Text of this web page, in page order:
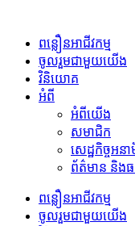
contentពន្លឿនអាជីវកម្ម
ចូលរួមជាមួយយើង
វិនិយោគ
អំពី
អំពីយើង
សមាជិក
សេដ្ឋកិច្ចអន
ព័ត៌មាន និងធ
ពន្លឿនអាជីវកម្ម
ចូលរួមជាមួយយើង